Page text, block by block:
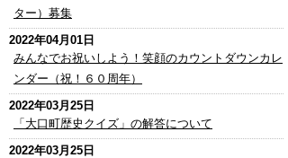
ター）募集
2022年04月01日
みんなでお祝いしよう！笑顔のカウントダウンカレ
ンダー（祝！６０周年）
2022年03月25日
「大口町歴史クイズ」の解答について
2022年03月25日